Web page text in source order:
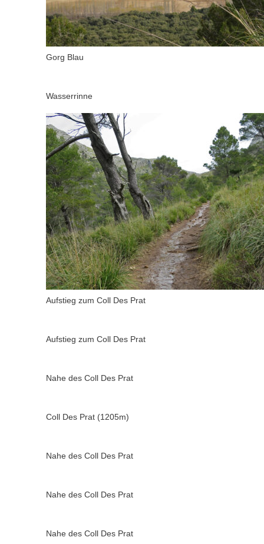
Gorg Blau
Wasserrinne
Aufstieg zum Coll Des Prat
Aufstieg zum Coll Des Prat
Nahe des Coll Des Prat
Coll Des Prat (1205m)
Nahe des Coll Des Prat
Nahe des Coll Des Prat
Nahe des Coll Des Prat